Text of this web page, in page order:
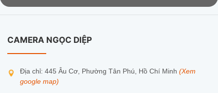
CAMERA NGỌC DIỆP
Địa chỉ: 445 Âu Cơ, Phường Tân Phú, Hồ Chí Minh (Xem
google map)